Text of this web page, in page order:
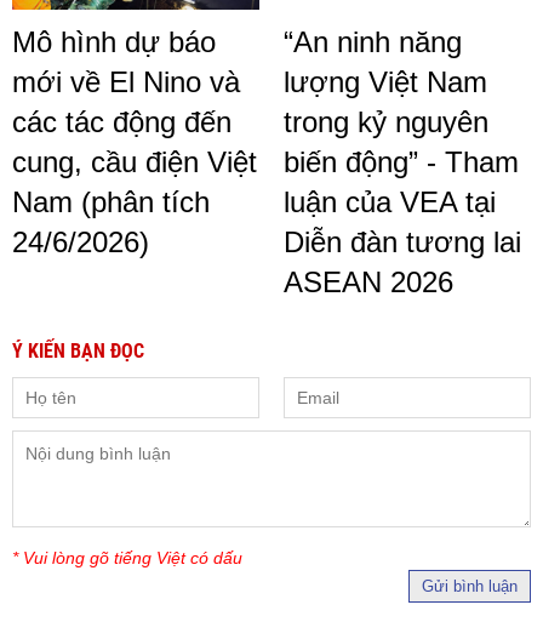
Mô hình dự báo
mới về El Nino và
các tác động đến
cung, cầu điện Việt
Nam (phân tích
24/6/2026)
“An ninh năng
lượng Việt Nam
trong kỷ nguyên
biến động” - Tham
luận của VEA tại
Diễn đàn tương lai
ASEAN 2026
Ý KIẾN BẠN ĐỌC
* Vui lòng gõ tiếng Việt có dấu
Gửi bình luận